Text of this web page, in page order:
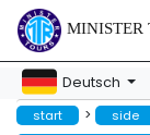
MINISTER
Deutsch
start > side